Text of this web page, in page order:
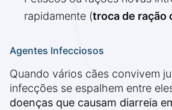
rapidamente (troca de ração
Agentes Infecciosos
Quando vários cães convivem
infecções se espalhem entre
doenças que causam diarreia